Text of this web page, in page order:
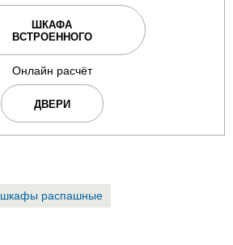
ШКАФА
ВСТРОЕННОГО
Онлайн расчёт
ДВЕРИ
шкафы распашные